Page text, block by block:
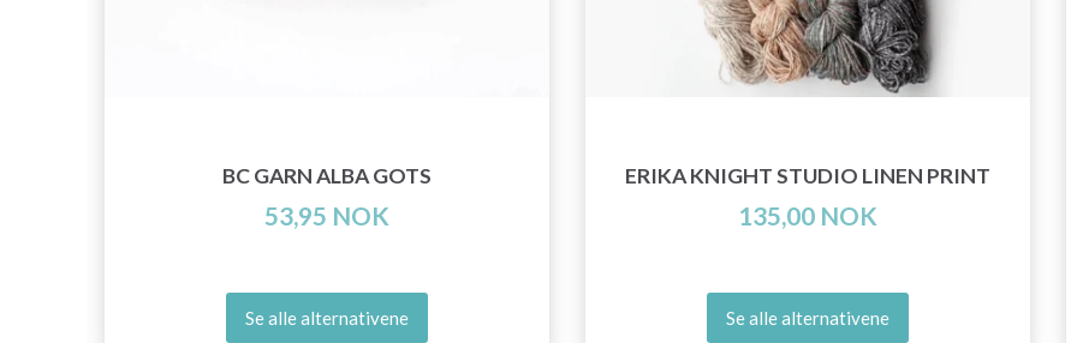
BC GARN ALBA GOTS
53,95 NOK
Se alle alternativene
ERIKA KNIGHT STUDIO LINEN PRINT
135,00 NOK
Se alle alternativene